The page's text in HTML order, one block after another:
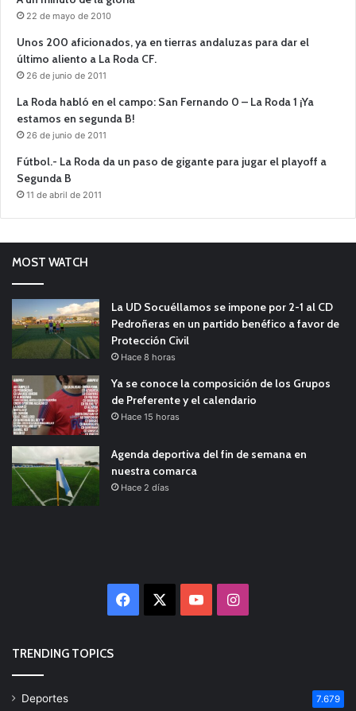
22 de mayo de 2010
Unos 200 aficionados, ya en tierras andaluzas para dar el
último aliento a La Roda CF.
26 de junio de 2011
La Roda habló en el campo: San Fernando 0 – La Roda 1 ¡Ya
estamos en segunda B!
26 de junio de 2011
Fútbol.- La Roda da un paso de gigante para jugar el playoff a
Segunda B
11 de abril de 2011
MOST WATCH
La UD Socuéllamos se impone por 2-1 al CD
Pedroñeras en un partido benéfico a favor de
Protección Civil
Hace 8 horas
Ya se conoce la composición de los Grupos
de Preferente y el calendario
Hace 15 horas
Agenda deportiva del fin de semana en
nuestra comarca
Hace 2 días
Facebook YouTubeInstagram
TRENDING TOPICS
Deportes 7.679